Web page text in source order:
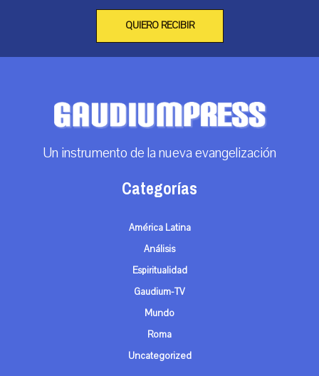
QUIERO RECIBIR
Un instrumento de la nueva evangelización
Categorías
América Latina
Análisis
Espiritualidad
Gaudium-TV
Mundo
Roma
Uncategorized